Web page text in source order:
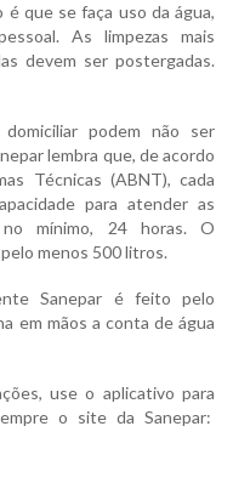
que se faça uso da água,
As limpezas mais
devem ser postergadas.
domiciliar podem não ser
lembra que, de acordo
Técnicas (ABNT), cada
para atender as
no mínimo, 24 horas. O
menos 500 litros.
Sanepar é feito pelo
em mãos a conta de água
use o aplicativo para
o site da Sanepar: